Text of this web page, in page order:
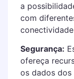
a
com
Segurança:
ofereça
os dados